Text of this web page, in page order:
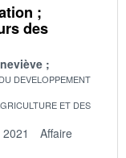
;
des
DEVELOPPEMENT
ET DES
Affaire